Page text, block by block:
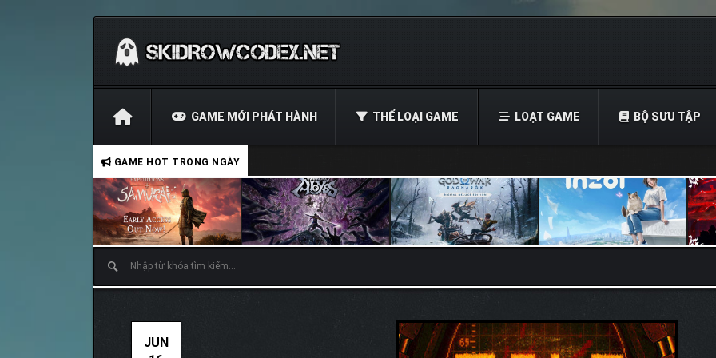
GAME MỚI PHÁT HÀNH THỂ LOẠI GAME LOẠT GAME BỘ SƯU TẬP
GAME HOT TRONG NGÀY
JUN